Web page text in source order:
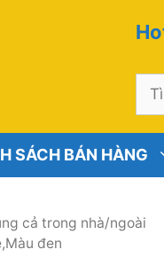
Tìm
SÁCH BÁN HÀNG
cả trong nhà/ngoài
đen